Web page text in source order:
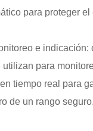
para proteger
e indicación:
para
tiempo real para
de un rango seguro.